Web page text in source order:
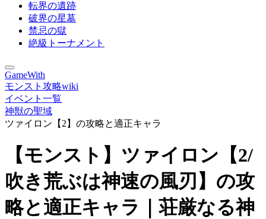
転界の遺跡
破界の星墓
禁忌の獄
絶級トーナメント
GameWith
モンスト攻略wiki
イベント一覧
神獣の聖域
ツァイロン【2】の攻略と適正キャラ
【モンスト】ツァイロン【2/
吹き荒ぶは神速の風刃】の攻
略と適正キャラ｜荘厳なる神